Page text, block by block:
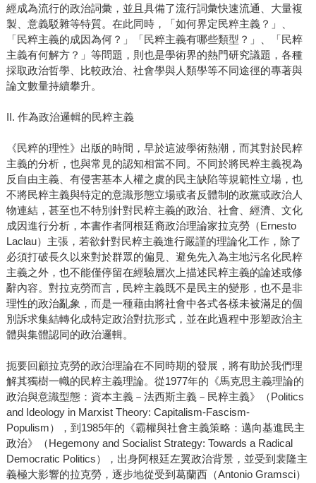
經成為流行的政治詞彙，並且具備了流行詞彙快速流通、大量複
製、意義駁雜等特質。在此同時，「如何界定民粹主義？」、
「民粹主義的成因為何？」「民粹主義有哪些類型？」、「民粹
主義有何解方？」等問題，則也是學術界的熱門研究議題，各種
採取政治哲學、比較政治、社會學與人類學等不同途徑的專著與
論文數量持續攀升。
II. 作為政治邏輯的民粹主義
《民粹的理性》出版的時間，早於這波學術熱潮，而其對於民粹
主義的分析，也與常見的認知相當不同。不同於將民粹主義視為
反自由主義、有侵害基本人權之虞的民主缺陷等規範性立場，也
不將民粹主義與特定的意識形態立場或者反體制的政黨或政治人
物連結，甚至也不特別針對民粹主義的政治、社會、經濟、文化
成因進行分析，本書作者阿根廷裔政治理論家拉克勞（Ernesto
Laclau）主張，若欲針對民粹主義進行嚴謹的理論化工作，除了
必須打破長久以來對於群眾的偏見、避免先入為主地污名化民粹
主義之外，也不能僅停留在經驗層次上描述民粹主義的論述或修
辭內容。對拉克勞而言，民粹主義既不是民主的變形，也不是非
理性的政治亂象，而是一種藉由將社會中各式各樣未被滿足的個
別訴求集結轉化成特定政治對抗形式，並在此過程中形塑政治主
體與集體認同的政治邏輯。
扼要回顧拉克勞的政治理論在不同時期的發展，將有助於我們理
解其獨樹一幟的民粹主義理論。從1977年的《馬克思主義理論的
政治與意識型態：資本主義－法西斯主義－民粹主義》（Politics
and Ideology in Marxist Theory: Capitalism-Fascism-
Populism），到1985年的《霸權與社會主義策略：邁向基進民主
政治》（Hegemony and Socialist Strategy: Towards a Radical
Democratic Politics），出身阿根廷左翼政治背景，並受到裴隆主
義極大影響的拉克勞，逐步地從受到葛蘭西（Antonio Gramsci）